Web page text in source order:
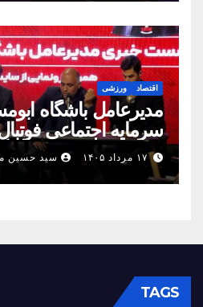
اقتصاد ورزشی
مدیرعامل باشگاه
سرمایه اجتماعی
مشترک استان شکل
۱۷ مرداد ۱۴۰۵ سید حسین
TAGS